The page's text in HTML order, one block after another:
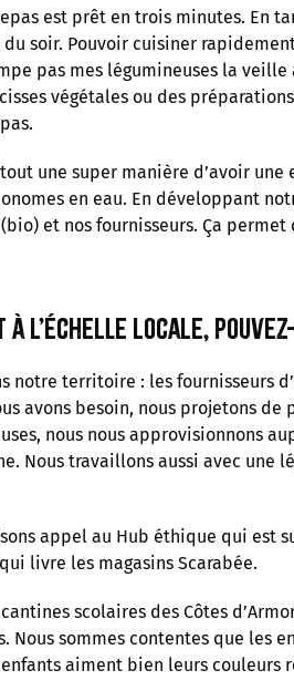
est prêt en trois minutes. En
soir. Pouvoir cuisiner
pas mes légumineuses la
végétales ou des
une super manière d’avoir
en eau. En développant
et nos fournisseurs. Ça
à l’échelle locale,
notre territoire : les fournisseurs
avons besoin, nous projetons
nous nous approvisionnons
Nous travaillons aussi avec une
appel au Hub éthique qui est
livre les magasins Scarabée.
scolaires des Côtes
sommes contentes que les
aiment bien leurs couleurs